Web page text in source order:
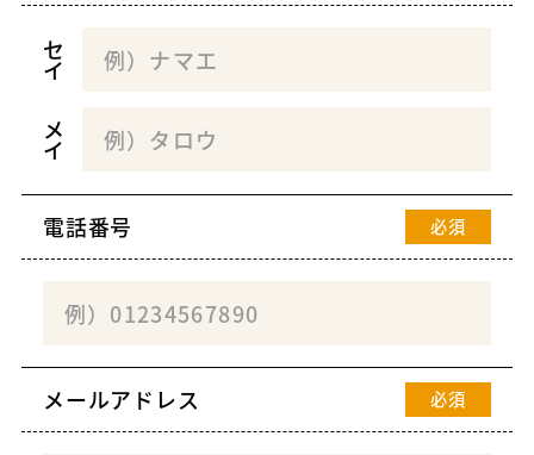
セ
イ
メ
イ
電話番号 必須
メールアドレス 必須